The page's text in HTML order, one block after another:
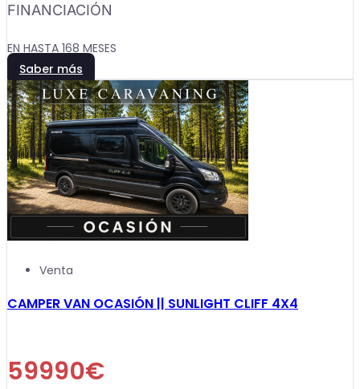
FINANCIACIÓN
EN HASTA 168 MESES
Saber más
Venta
CAMPER VAN OCASIÓN || SUNLIGHT CLIFF 4X4
59990€